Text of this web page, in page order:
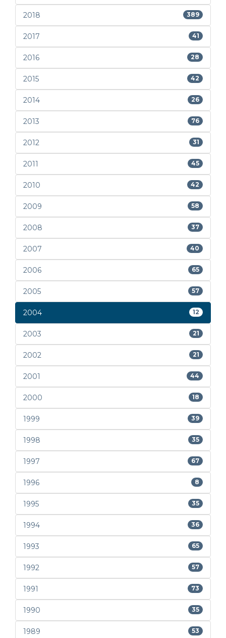
2018 389
2017 41
2016 28
2015 42
2014 26
2013 76
2012 31
2011 45
2010 42
2009 58
2008 37
2007 40
2006 65
2005 57
2004 12
2003 21
2002 21
2001 44
2000 18
1999 39
1998 35
1997 67
1996 8
1995 35
1994 36
1993 65
1992 57
1991 73
1990 35
1989 53